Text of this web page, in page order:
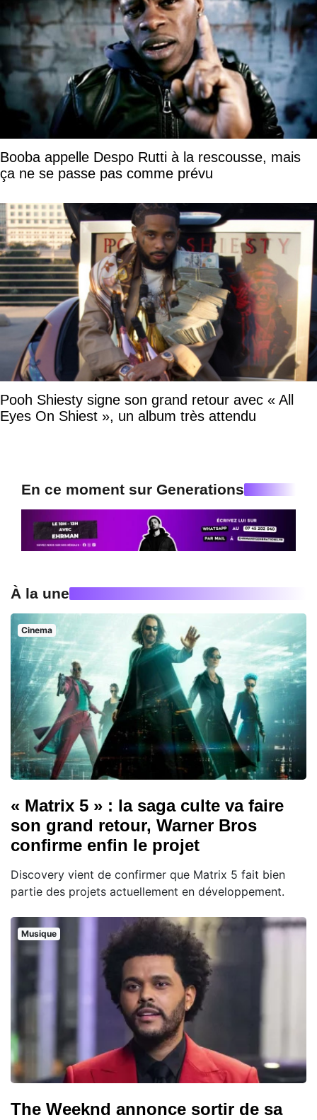
Booba appelle Despo Rutti à la rescousse, mais
ça ne se passe pas comme prévu
Pooh Shiesty signe son grand retour avec « All
Eyes On Shiest », un album très attendu
En ce moment sur Generations
À la une
Cinema
« Matrix 5 » : la saga culte va faire
son grand retour, Warner Bros
confirme enfin le projet
Discovery vient de confirmer que Matrix 5 fait bien
partie des projets actuellement en développement.
Musique
The Weeknd annonce sortir de sa